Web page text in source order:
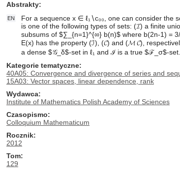
Abstrakty
EN
For a sequence x ∈ ℓ₁∖c₀₀, one can consider
is one of the following types of sets: (𝓘) a finite
subsums of $∑_{n=1}^{∞} b(n)$ where b(2n-1) =
E(x) has the property (ℐ), (𝓒) and (𝓜 𝓒),
a dense $𝒢_δ$-set in ℓ₁ and ℐ is a true $ℱ_σ$-
Kategorie tematyczne
40A05: Convergence and divergence of series and
15A03: Vector spaces, linear dependence, rank
Wydawca
Institute of Mathematics Polish Academy of Sciences
Czasopismo
Colloquium Mathematicum
Rocznik
2012
Tom
129